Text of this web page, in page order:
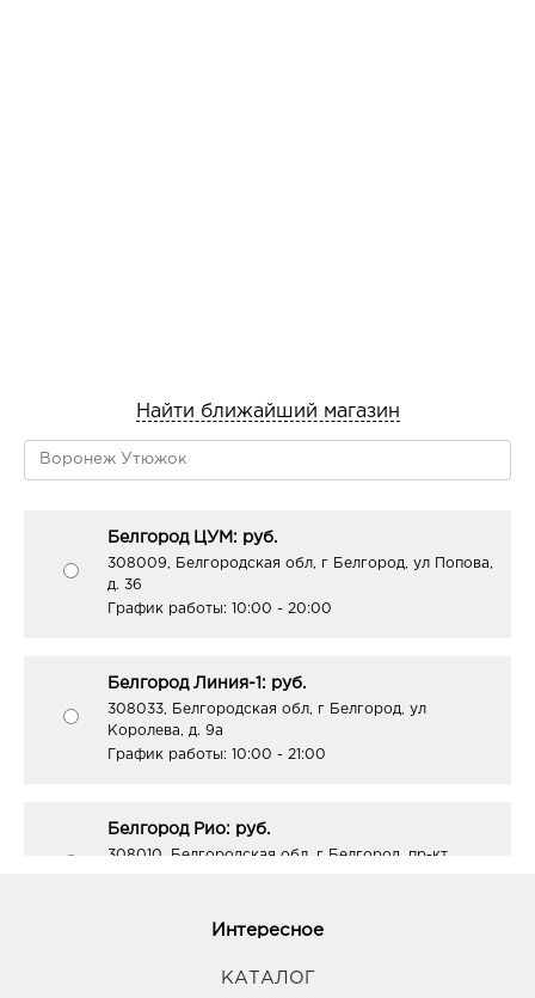
Найти ближайший магазин
Белгород ЦУМ: руб.
308009, Белгородская обл, г Белгород, ул Попова,
д. 36
График работы: 10:00 - 20:00
Белгород Линия-1: руб.
308033, Белгородская обл, г Белгород, ул
Королева, д. 9а
График работы: 10:00 - 21:00
Белгород Рио: руб.
308010, Белгородская обл, г Белгород, пр-кт
Белгород Конева: руб.
Интересное
КАТАЛОГ